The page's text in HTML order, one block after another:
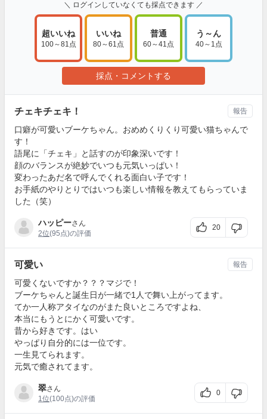
＼ ログインしていなくても採点できます ／
超いいね
100～81点
いいね
80～61点
普通
60～41点
う～ん
40～1点
採点・コメントする
チェキチェキ！
口癖が可愛いブーケちゃん。おめめくりくり可愛い猫ちゃんで
す！
語尾に「チェキ」と話すのが印象深いです！
顔のバランスが絶妙でいつも元気いっぱい！
変わったあだ名で呼んでくれる面白い子です！
お手紙のやりとりではいつも楽しい情報を教えてもらっていま
した（笑）
ハッピーさん
2位(95点)の評価
20
報告
可愛い
可愛くないですか？？？マジで！
ブーケちゃんと誕生日が一緒で1人で舞い上がってます。
てか一人称アタイなのがまた良いところですよね、
本当にもうとにかく可愛いです。
昔から好きです。はい
やっぱり自分的には一位です。
一生見てられます。
元気で癒されてます。
翠さん
1位(100点)の評価
0
報告